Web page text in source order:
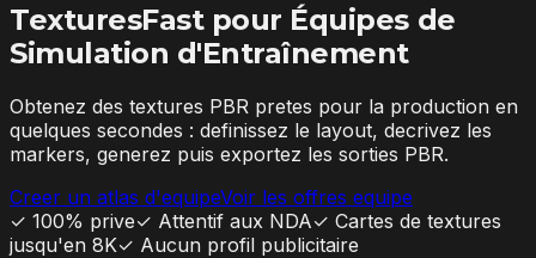
TexturesFast pour Équipes de
Simulation d'Entraînement
Obtenez des textures PBR pretes pour la production en
quelques secondes : definissez le layout, decrivez les
markers, generez puis exportez les sorties PBR.
Creer un atlas d'equipeVoir les offres equipe
✓ 100% prive✓ Attentif aux NDA✓ Cartes de textures
jusqu'en 8K✓ Aucun profil publicitaire